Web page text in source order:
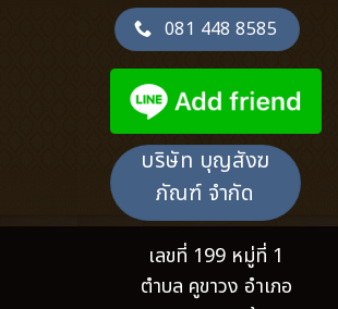
081 448 8585
บริษัท บุญสังฆ
ภัณฑ์ จำกัด
เลขที่ 199 หมู่ที่ 1
ตำบล คูขาวง อำเภอ